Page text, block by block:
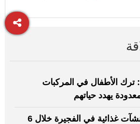
الأطفال في المركبات
يهدد حياتهم
552 مخالفة لمنشآت غذائية في الفجيرة خلال 6